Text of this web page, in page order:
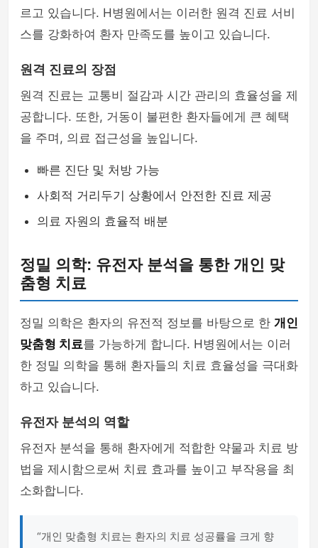
르고 있습니다. H병원에서는 이러한 원격 진료 서비
스를 강화하여 환자 만족도를 높이고 있습니다.
원격 진료의 장점
원격 진료는 교통비 절감과 시간 관리의 효율성을 제
공합니다. 또한, 거동이 불편한 환자들에게 큰 혜택
을 주며, 의료 접근성을 높입니다.
빠른 진단 및 처방 가능
사회적 거리두기 상황에서 안전한 진료 제공
의료 자원의 효율적 배분
정밀 의학: 유전자 분석을 통한 개인 맞
춤형 치료
정밀 의학은 환자의 유전적 정보를 바탕으로 한 개인
맞춤형 치료를 가능하게 합니다. H병원에서는 이러
한 정밀 의학을 통해 환자들의 치료 효율성을 극대화
하고 있습니다.
유전자 분석의 역할
유전자 분석을 통해 환자에게 적합한 약물과 치료 방
법을 제시함으로써 치료 효과를 높이고 부작용을 최
소화합니다.
“개인 맞춤형 치료는 환자의 치료 성공률을 크게 향